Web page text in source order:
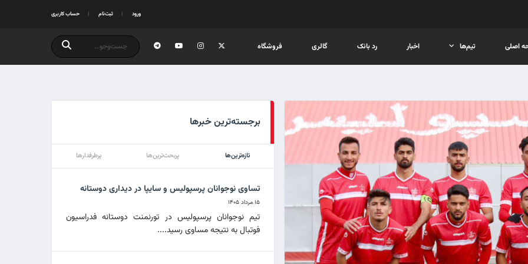
ورود ثبت‌نام حساب کاربری
اصلی تیم‌ها اخبار رد بانک گالری فروشگاه
برجسته‌ترین خبرها
تازه‌ترین‌ها پربحث‌ترین‌ها پرطرفدارها
تساوی نوجوانان پرسپولیس و سایپا در دیداری دوستانه
۱۵ مرداد ۱۴۰۵
تیم نوجوانان پرسپولیس در تورنمنت دوستانه فدراسیون
فوتبال به نتیجه مساوی رسید....